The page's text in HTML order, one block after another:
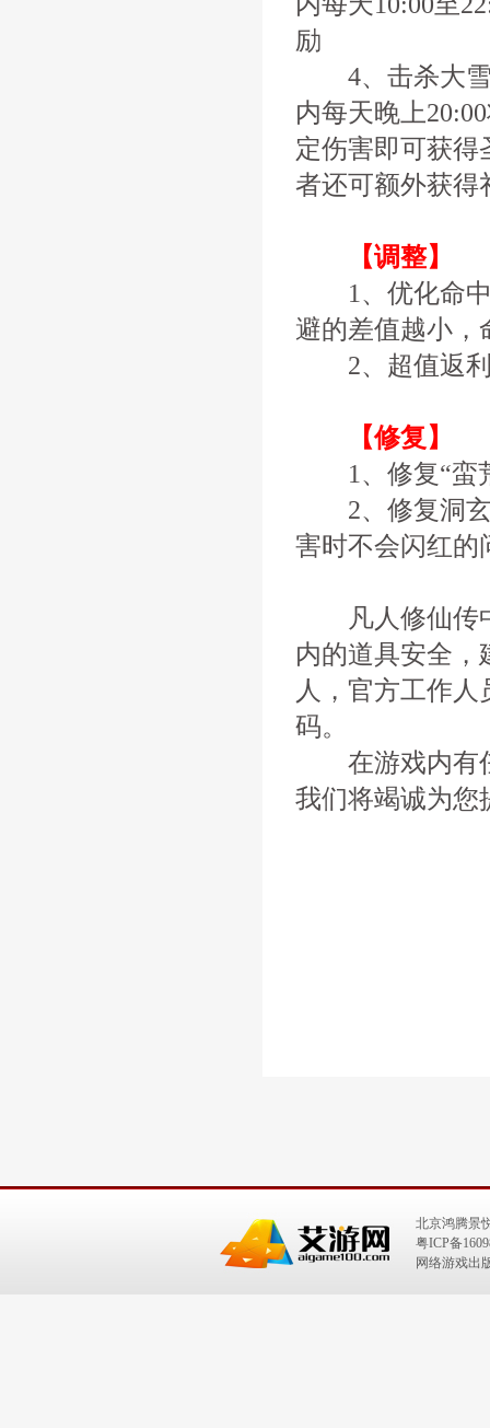
励
4、击杀大雪
内每天晚上
定伤害即可获得
者还可额外获得
【调整】
1、优化命中
避的差值越小，
2、超值返利
【修复】
1、修复“蛮
2、修复洞玄
害时不会闪红的
凡人修仙传中
内的道具安全，
人，官方工作
码。
在游戏内有
我们将竭诚为您
北京鸿腾景
粤ICP备
网络游戏出